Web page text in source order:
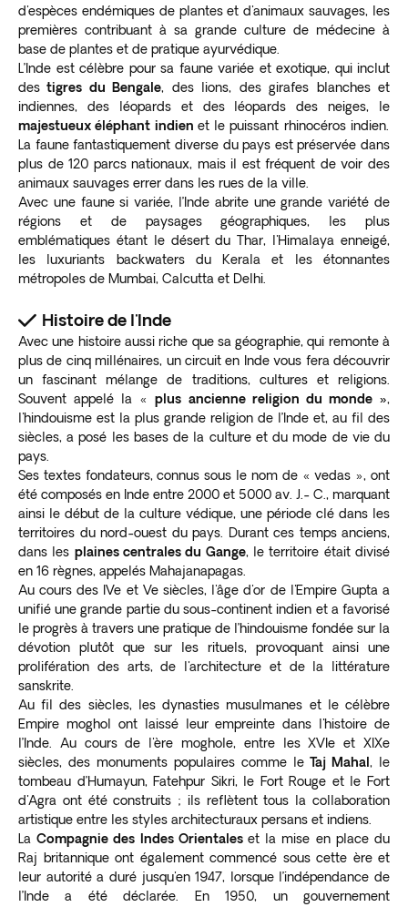
d'espèces endémiques de plantes et d'animaux sauvages, les
premières contribuant à sa grande culture de médecine à
base de plantes et de pratique ayurvédique.
L’Inde est célèbre pour sa faune variée et exotique, qui inclut
des tigres du Bengale, des lions, des girafes blanches et
indiennes, des léopards et des léopards des neiges, le
majestueux éléphant indien et le puissant rhinocéros indien.
La faune fantastiquement diverse du pays est préservée dans
plus de 120 parcs nationaux, mais il est fréquent de voir des
animaux sauvages errer dans les rues de la ville.
Avec une faune si variée, l’Inde abrite une grande variété de
régions et de paysages géographiques, les plus
emblématiques étant le désert du Thar, l'Himalaya enneigé,
les luxuriants backwaters du Kerala et les étonnantes
métropoles de Mumbai, Calcutta et Delhi.
Histoire de l'Inde
Avec une histoire aussi riche que sa géographie, qui remonte à
plus de cinq millénaires, un circuit en Inde vous fera découvrir
un fascinant mélange de traditions, cultures et religions.
Souvent appelé la «plus ancienne religion du monde »,
l'hindouisme est la plus grande religion de l’Inde et, au fil des
siècles, a posé les bases de la culture et du mode de vie du
pays.
Ses textes fondateurs, connus sous le nom de « vedas », ont
été composés en Inde entre 2000 et 5000 av. J.- C., marquant
ainsi le début de la culture védique, une période clé dans les
territoires du nord-ouest du pays. Durant ces temps anciens,
dans les plaines centrales du Gange, le territoire était divisé
en 16 règnes, appelés Mahajanapagas.
Au cours des IVe et Ve siècles, l'âge d'or de l'Empire Gupta a
unifié une grande partie du sous-continent indien et a favorisé
le progrès à travers une pratique de l’hindouisme fondée sur la
dévotion plutôt que sur les rituels, provoquant ainsi une
prolifération des arts, de l'architecture et de la littérature
sanskrite.
Au fil des siècles, les dynasties musulmanes et le célèbre
Empire moghol ont laissé leur empreinte dans l'histoire de
l’Inde. Au cours de l'ère moghole, entre les XVIe et XIXe
siècles, des monuments populaires comme le Taj Mahal , le
tombeau d’Humayun, Fatehpur Sikri, le Fort Rouge et le Fort
d'Agra ont été construits ; ils reflètent tous la collaboration
artistique entre les styles architecturaux persans et indiens.
LaCompagnie des Indes Orientaleset la mise en place du
Raj britannique ont également commencé sous cette ère et
leur autorité a duré jusqu'en 1947, lorsque l’indépendance de
l’Inde a été déclarée. En 1950, un gouvernement